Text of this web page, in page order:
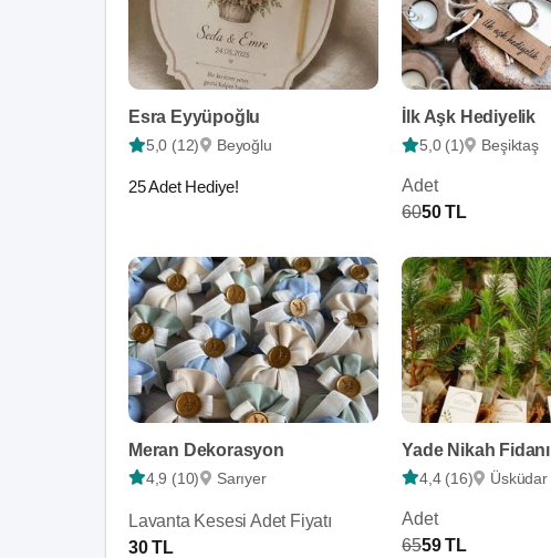
Esra Eyyüpoğlu
5,0 (12) Beyoğlu
25 Adet Hediye!
İlk Aşk Hediyelik
5,0 (1) Beşiktaş
Adet
6050 TL
Meran Dekorasyon
4,9 (10) Sarıyer
Lavanta Kesesi Adet Fiyatı
30 TL
Yade Nikah Fidanı
4,4 (16) Üsküdar
Adet
6559 TL